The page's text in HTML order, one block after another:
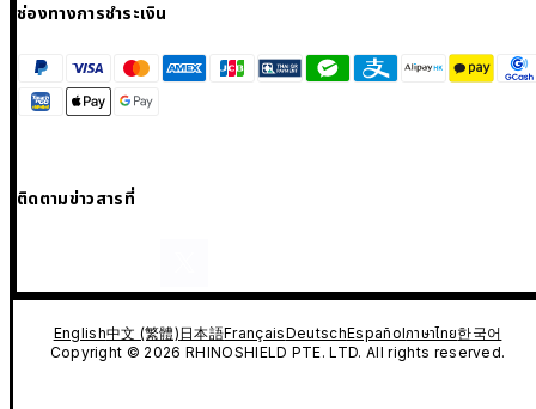
ช่องทางการชำระเงิน
ติดตามข่าวสารที่
English中文 (繁體)日本語FrançaisDeutschEspañolภาษาไทย한국어
Copyright © 2026 RHINOSHIELD PTE. LTD. All rights reserved.